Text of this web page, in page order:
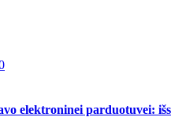
elektroninei parduotuvei: